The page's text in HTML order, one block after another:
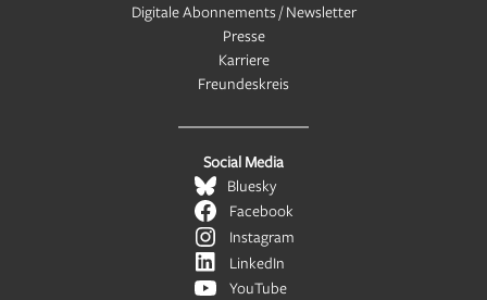
Digitale Abonnements / Newsletter
Presse
Karriere
Freundeskreis
Social Media
Bluesky
Facebook
Instagram
LinkedIn
YouTube